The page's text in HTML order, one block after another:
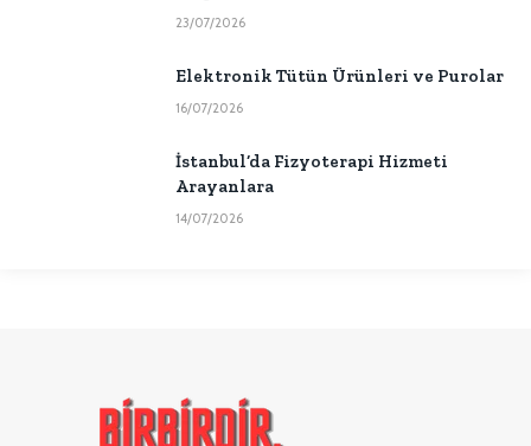
23/07/2026
Elektronik Tütün Ürünleri ve Purolar
16/07/2026
İstanbul’da Fizyoterapi Hizmeti
Arayanlara
14/07/2026